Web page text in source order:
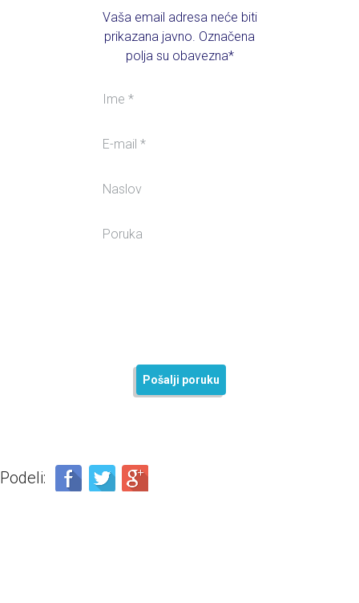
Vaša email adresa neće biti
prikazana javno. Označena
polja su obavezna*
Pošalji poruku
Podeli: